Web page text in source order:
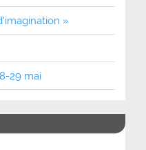
»
29 mai